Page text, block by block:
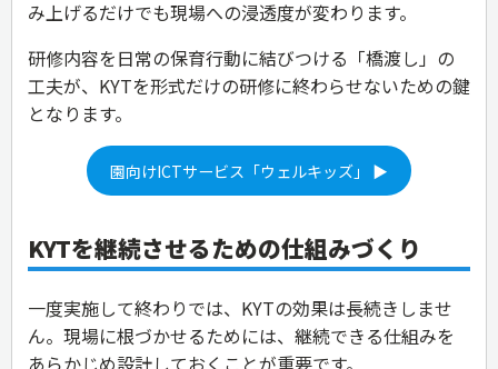
み上げるだけでも現場への浸透度が変わります。
研修内容を日常の保育行動に結びつける「橋渡し」の
工夫が、KYTを形式だけの研修に終わらせないための鍵
となります。
園向けICTサービス「ウェルキッズ」 ▶
KYTを継続させるための仕組みづくり
一度実施して終わりでは、KYTの効果は長続きしませ
ん。現場に根づかせるためには、継続できる仕組みを
あらかじめ設計しておくことが重要です。